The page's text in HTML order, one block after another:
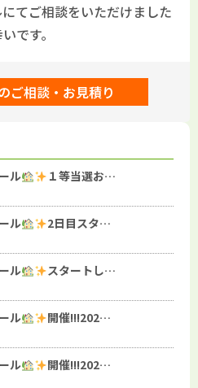
てご相談をいただけました
です。
ご相談・お見積り
ル １等当選お…
ル 2日目スタ…
ル スタートし…
ル 開催!!!202…
ル 開催!!!202…